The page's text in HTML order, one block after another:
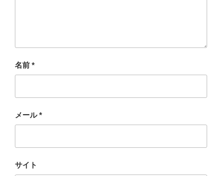
名前 *
メール*
サイト